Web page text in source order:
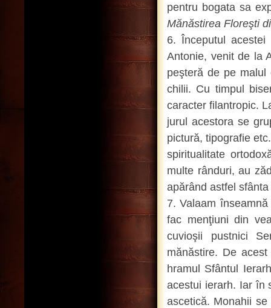
pentru bogata sa
Mănăstirea Floreşti
6. Începutul
Antonie, venit de la
peşteră de pe
chilii. Cu timpul
caracter filantropic.
jurul acestora se
pictură, tipografie
spiritualitate
multe rânduri, au
apărând astfel
7. Valaam
fac menţiuni din
cuvioşii pustnici
mănăstire. De
hramul Sfântul
acestui ierarh. Iar în
ascetică. Monahii